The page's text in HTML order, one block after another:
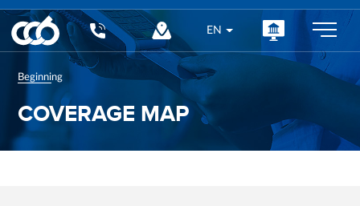
Central
Cooperative
Bank
EN
Beginning
COVERAGE MAP